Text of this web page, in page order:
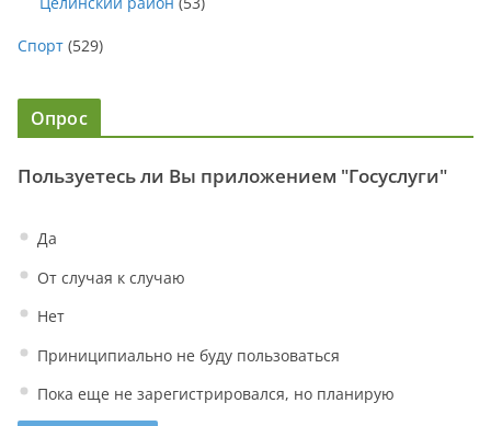
Спорт (529)
Опрос
Пользуетесь ли Вы приложением "Госуслуги"
Да
От случая к случаю
Нет
Приниципиально не буду пользоваться
Пока еще не зарегистрировался, но планирую